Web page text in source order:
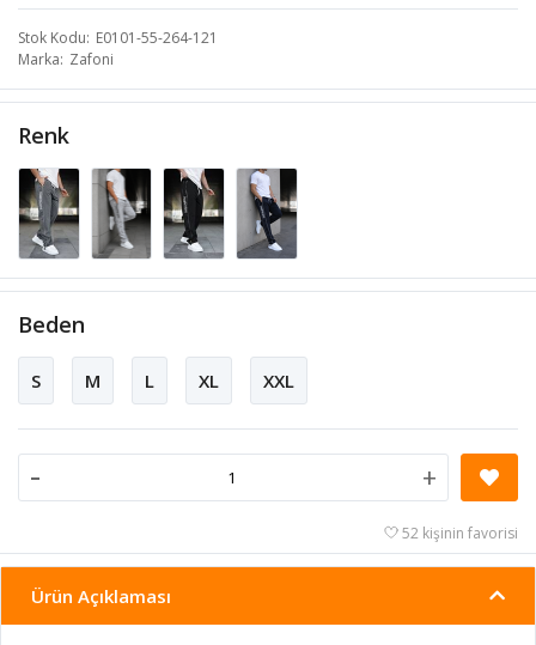
Stok Kodu E0101-55-264-121
Marka Zafoni
Renk
Beden
S M L XL XXL
- +
52 kişinin favorisi
Ürün Açıklaması